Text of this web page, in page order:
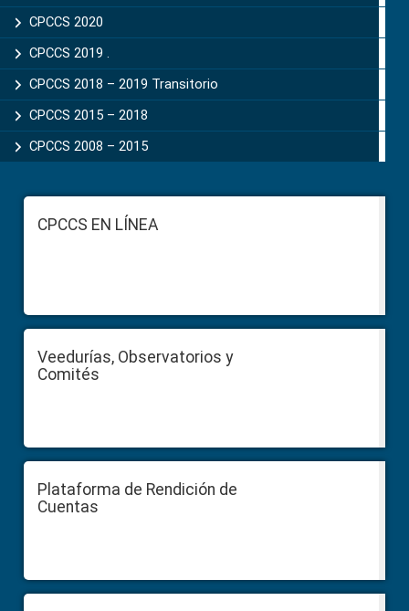
CPCCS 2020
CPCCS 2019 .
CPCCS 2018 – 2019 Transitorio
CPCCS 2015 – 2018
CPCCS 2008 – 2015
FooterCPCCS EN LÍNEA
Veedurías, Observatorios y
Comités
Plataforma de Rendición de
Cuentas